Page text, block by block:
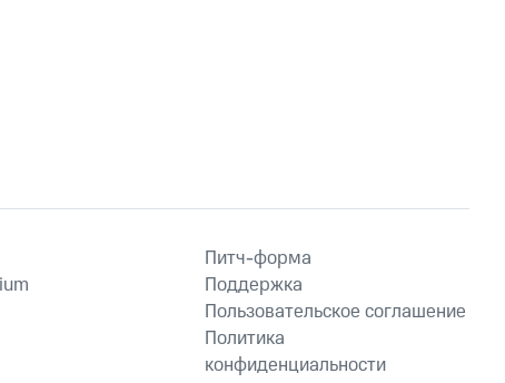
Питч-форма
Поддержка
Пользовательское соглашение
Политика
конфиденциальности